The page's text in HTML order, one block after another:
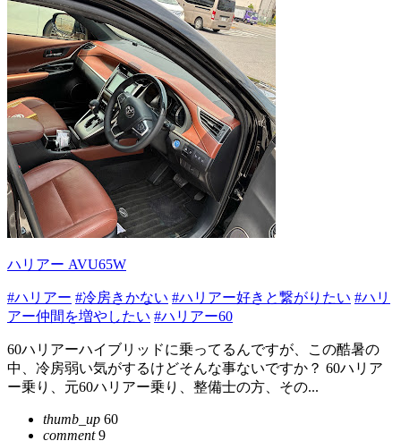
ハリアー AVU65W
#ハリアー #冷房きかない #ハリアー好きと繋がりたい #ハリ
アー仲間を増やしたい #ハリアー60
60ハリアーハイブリッドに乗ってるんですが、この酷暑の
中、冷房弱い気がするけどそんな事ないですか？ 60ハリア
ー乗り、元60ハリアー乗り、整備士の方、その...
thumb_up 60
comment9